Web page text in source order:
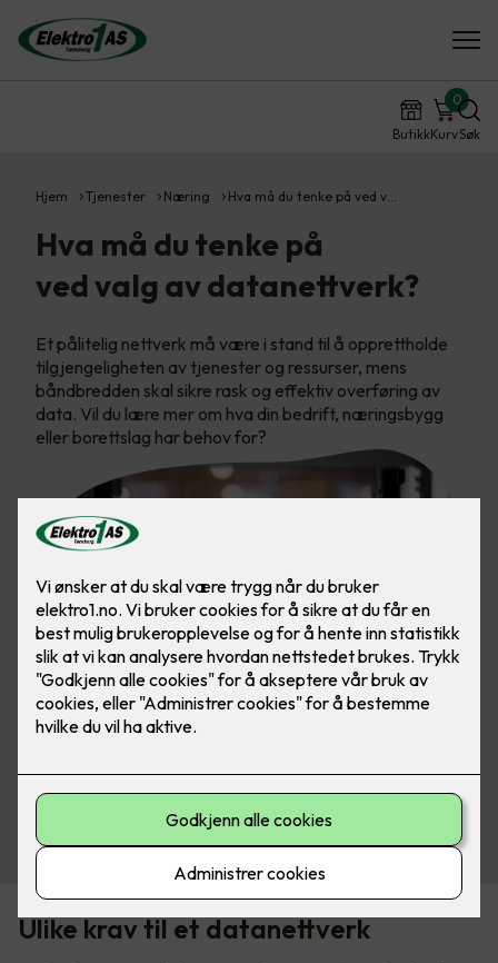
ButikkKurv
0
Søk
Hjem Tjenester Næring Hva må du tenke på ved v…
Hva må du tenke på
ved valg av datanettverk?
Et pålitelig nettverk må være i stand til å opprettholde
tilgjengeligheten av tjenester og ressurser, mens
båndbredden skal sikre rask og effektiv overføring av
data. Vil du lære mer om hva din bedrift, næringsbygg
eller borettslag har behov for?
Se produkter fra Schneider
Ulike krav til et datanettverk